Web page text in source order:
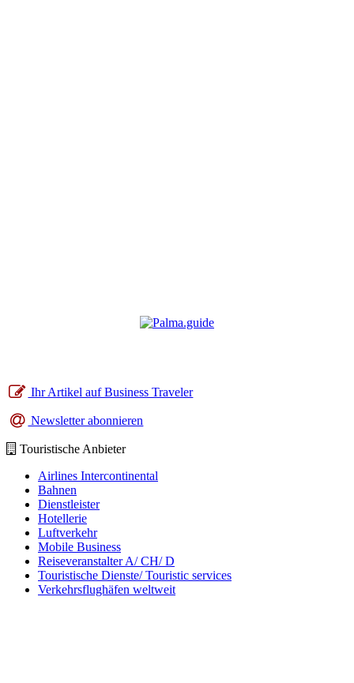
Ihr Artikel auf Business Traveler
Newsletter abonnieren
Touristische Anbieter
Airlines Intercontinental
Bahnen
Dienstleister
Hotellerie
Luftverkehr
Mobile Business
Reiseveranstalter A/ CH/ D
Touristische Dienste/ Touristic services
Verkehrsflughäfen weltweit